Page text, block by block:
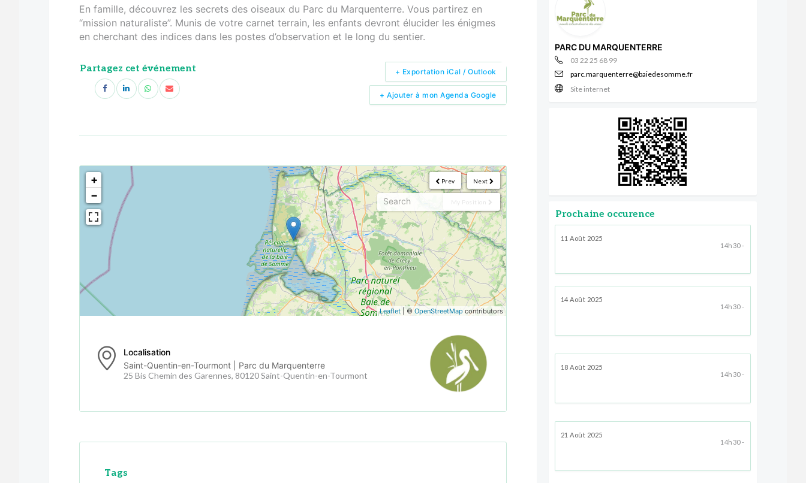
En famille, découvrez les secrets des oiseaux du Parc du Marquenterre. Vous partirez en
“mission naturaliste”. Munis de votre carnet terrain, les enfants devront élucider les énigmes
en cherchant des indices dans les postes d’observation et le long du sentier.
Partagez cet événement
+ Ajouter à mon Agenda Google
+ Exportation iCal / Outlook
Next
Prev
My Position
<!---->
+
−
Leaflet| ©OpenStreetMap contributors
Localisation
Saint-Quentin-en-Tourmont | Parc du Marquenterre
25 Bis Chemin des Garennes, 80120 Saint-Quentin-en-Tourmont
Tags
PARC DU MARQUENTERRE
03 22 25 68 99
parc.marquenterre@baiedesomme.fr
Site internet
Prochaine occurence
11 Août 2025
14h30 -
14 Août 2025
14h30 -
18 Août 2025
14h30 -
21 Août 2025
14h30 -